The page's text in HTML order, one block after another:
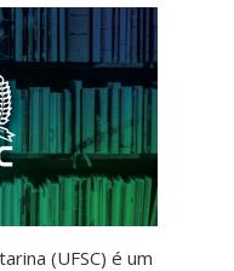
(UFSC) é um